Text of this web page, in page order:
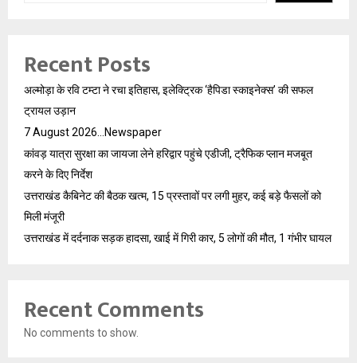
Recent Posts
अल्मोड़ा के रवि टम्टा ने रचा इतिहास, इलेक्ट्रिक ‘हैपिडा स्काइनेक्स’ की सफल
ट्रायल उड़ान
7 August 2026…Newspaper
कांवड़ यात्रा सुरक्षा का जायजा लेने हरिद्वार पहुंचे एडीजी, ट्रैफिक प्लान मजबूत
करने के दिए निर्देश
उत्तराखंड कैबिनेट की बैठक खत्म, 15 प्रस्तावों पर लगी मुहर, कई बड़े फैसलों को
मिली मंजूरी
उत्तराखंड में दर्दनाक सड़क हादसा, खाई में गिरी कार, 5 लोगों की मौत, 1 गंभीर घायल
Recent Comments
No comments to show.